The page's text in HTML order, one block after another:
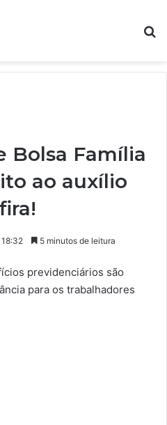
Bolsa Família
ao auxílio
5 minutos de leitura
previdenciários são
para os trabalhadores